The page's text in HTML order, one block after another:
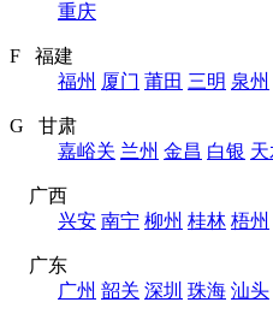
重庆
F 福建
福州 厦门 莆田 三明 泉州
G 甘肃
嘉峪关 兰州 金昌 白银 天
广西
兴安 南宁 柳州 桂林 梧州
广东
广州 韶关 深圳 珠海 汕头